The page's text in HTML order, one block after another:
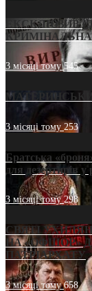
ЕКСКЛЮЗИВ
3 місяці тому545
3 місяці тому253
Братська
для дезертирів у
3 місяці тому298
СВЯТІ
НА «ОФШОР»
ПАТРІАРХАТУ
3 місяці тому658